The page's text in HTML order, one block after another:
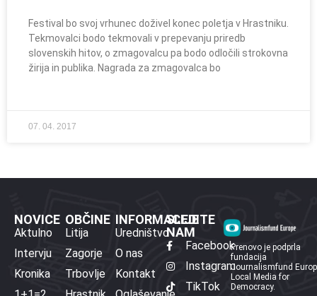
Festival bo svoj vrhunec doživel konec poletja v Hrastniku.
Tekmovalci bodo tekmovali v prepevanju priredb
slovenskih hitov, o zmagovalcu pa bodo odločili strokovna
žirija in publika. Nagrada za zmagovalca bo
07. 04. 2017
NOVICE
Aktulno
Intervju
Kronika
OBČINE
Litija
Zagorje
Trbovlje
INFORMACIJE
Uredništvo
O nas
Kontakt
SLEDITE
NAM
Facebook
Instagram
TikTok
Prenovo je podprla
fundacija
Journalismfund
Local Media for
Democracy.